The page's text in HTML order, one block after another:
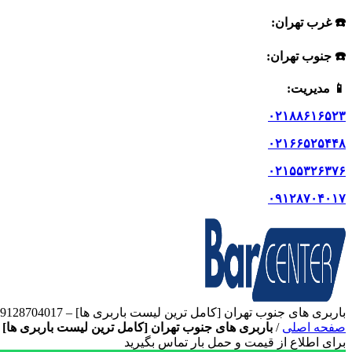
☎️ غرب تهران:
☎️ جنوب تهران:
📱 مدیریت:
۰۲۱۸۸۶۱۶۵۲۳
۰۲۱۶۶۵۲۵۴۴۸
۰۲۱۵۵۳۲۶۳۷۶
۰۹۱۲۸۷۰۴۰۱۷
باربری های جنوب تهران [کامل ترین لیست باربری ها] – 09128704017
صفحه اصلی / باربری های جنوب تهران [کامل ترین لیست باربری ها] -
برای اطلاع از قیمت و حمل بار تماس بگیرید